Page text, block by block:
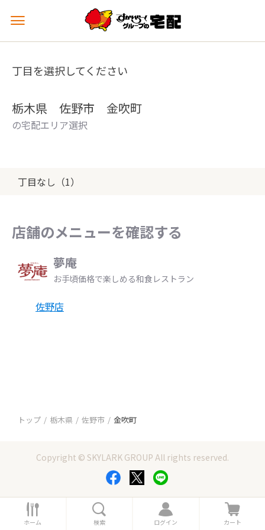
メ
ュ
を
丁目を選択してください
栃木県 佐野市 金吹町
の宅配エリア選択
丁目なし（1）
店舗のメニューを確認する
夢庵
お手頃価格で楽しめる和食レストラン
佐野店
トップ 栃木県 佐野市 金吹町
Copyright © SKYLARK GROUP All rights reserved.
ホ
ー
ホーム 索
検索
ロ
グ
ログイン
カ
ー
カート